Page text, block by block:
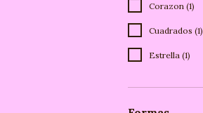
Corazon (1)
Cuadrados (1)
Estrella (1)